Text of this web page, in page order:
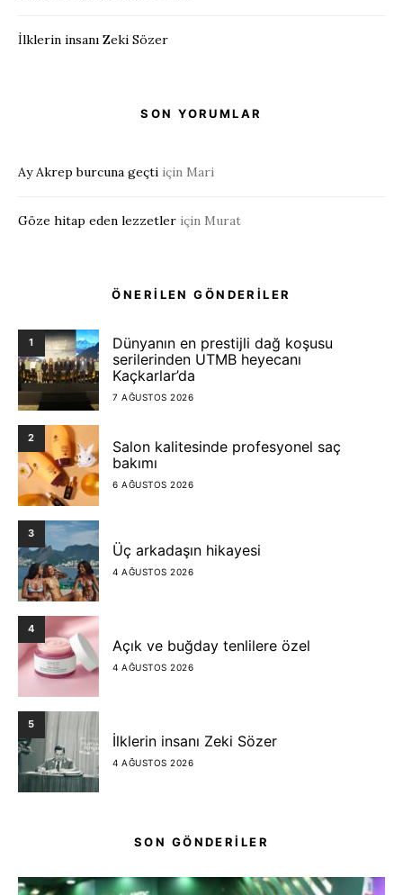
İlklerin insanı Zeki Sözer
SON YORUMLAR
Ay Akrep burcuna geçti için Mari
Göze hitap eden lezzetler için Murat
ÖNERİLEN GÖNDERİLER
1
Dünyanın en prestijli dağ koşusu
serilerinden UTMB heyecanı
Kaçkarlar’da
7 AĞUSTOS 2026
2
Salon kalitesinde profesyonel saç
bakımı
6 AĞUSTOS 2026
3
Üç arkadaşın hikayesi
4 AĞUSTOS 2026
4
Açık ve buğday tenlilere özel
4 AĞUSTOS 2026
5
İlklerin insanı Zeki Sözer
4 AĞUSTOS 2026
SON GÖNDERİLER